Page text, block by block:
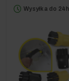
Wysyłka do 24h